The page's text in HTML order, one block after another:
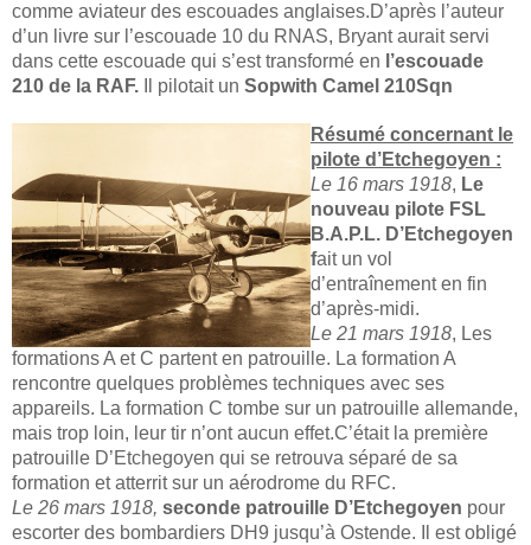
comme aviateur des escouades anglaises.D’après l’auteur
d’un livre sur l’escouade 10 du RNAS, Bryant aurait servi
dans cette escouade qui s’est transformé en l’escouade
210 de la RAF. Il pilotait un Sopwith Camel 210Sqn
Résumé concernant le
pilote d’Etchegoyen :
Le 16 mars 1918, Le
nouveau pilote FSL
B.A.P.L. D’Etchegoyen
fait un vol
d’entraînement en fin
d’après-midi.
Le 21 mars 1918, Les
formations A et C partent en patrouille. La formation A
rencontre quelques problèmes techniques avec ses
appareils. La formation C tombe sur un patrouille allemande,
mais trop loin, leur tir n’ont aucun effet.C’était la première
patrouille D’Etchegoyen qui se retrouva séparé de sa
formation et atterrit sur un aérodrome du RFC.
Le 26 mars 1918, seconde patrouille D’Etchegoyen pour
escorter des bombardiers DH9 jusqu’à Ostende. Il est obligé